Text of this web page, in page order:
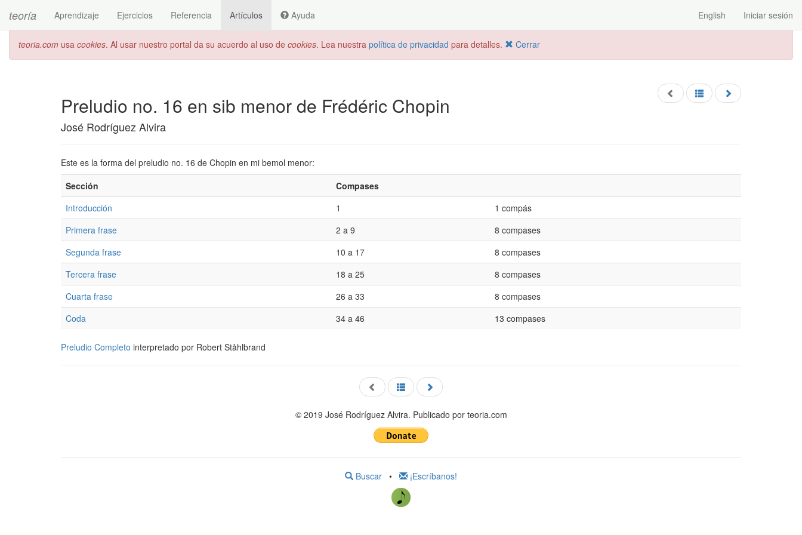
teoría Aprendizaje Ejercicios Referencia Artículos Ayuda English Iniciar sesión
teoria.com usa cookies. Al usar nuestro portal da su acuerdo al uso de cookies. Lea nuestra política de privacidad para detalles. Cerrar
Preludio no. 16 en sib menor de Frédéric Chopin
José Rodríguez Alvira
Este es la forma del preludio no. 16 de Chopin en mi bemol menor:
Sección
Compases
Introducción
1
1 compás
Primera frase
2 a 9
8 compases
Segunda frase
10 a 17
8 compases
Tercera frase
18 a 25
8 compases
Cuarta frase
26 a 33
8 compases
Coda
34 a 46 13 compases
Preludio Completo interpretado por Robert Ståhlbrand
© 2019 José Rodríguez Alvira. Publicado por teoria.com
Buscar • ¡Escríbanos!